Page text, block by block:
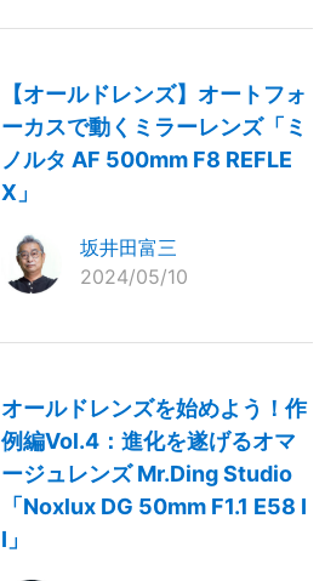
【オールドレンズ】オートフォ
ーカスで動くミラーレンズ「ミ
ノルタ AF 500mm F8 REFLE
X」
坂井田富三
2024/05/10
オールドレンズを始めよう！作
例編Vol.4：進化を遂げるオマ
ージュレンズ Mr.Ding Studio
「Noxlux DG 50mm F1.1 E58 I
I」